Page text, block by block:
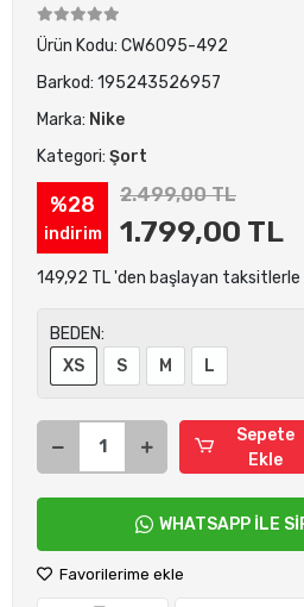
Ürün Kodu: CW6095-492
Barkod: 195243526957
Marka: Nike
Kategori: Şort
%28
indirim
2.499,00 TL
1.799,00 TL
149,92 TL 'den başlayan taksitlerle
BEDEN:
XS
S M L
Sepete
Ekle
WHATSAPP İLE
Favorilerime ekle